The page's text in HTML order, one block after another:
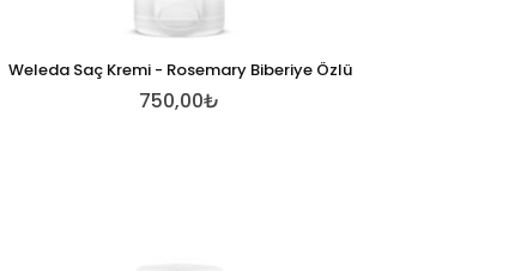
Weleda Saç Kremi - Rosemary Biberiye Özlü
750,00₺